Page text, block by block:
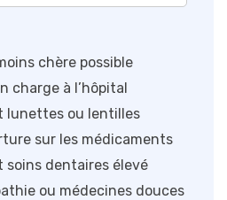
chère possible
charge à l’hôpital
lunettes ou lentilles
sur les médicaments
soins dentaires élevé
ou médecines douces